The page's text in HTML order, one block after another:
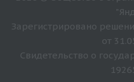
Зарегистрировано
от
Свидетельство о